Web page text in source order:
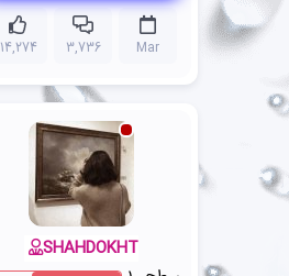
Mar
3,736
14,274
SHAHDOKHT